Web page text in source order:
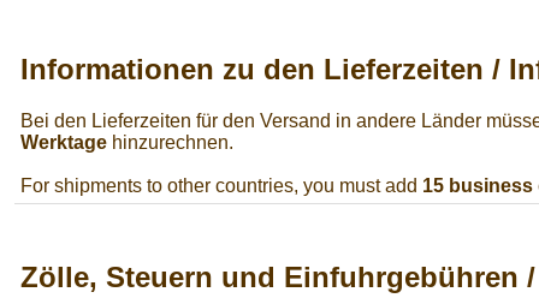
Informationen zu den Lieferzeiten /
Bei den Lieferzeiten für den Versand in andere Länder
Werktage hinzurechnen.
For shipments to other countries, you must add 15 business
Zölle, Steuern und Einfuhrgebühren